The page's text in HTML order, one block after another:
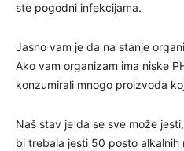
ste pogodni infekcijama.
Jasno vam je da na stanje
Ako vam organizam ima niske
konzumirali mnogo proizvoda
Naš stav je da se sve može
bi trebala jesti 50 posto alkalnih